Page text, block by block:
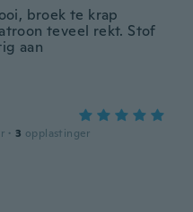
broek te krap
teveel rekt. Stof
aan
· 3 opplastinger